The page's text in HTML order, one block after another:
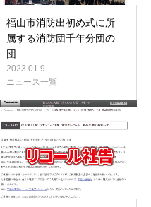
福山市消防出初め式に所
属する消防団千年分団の
団…
2023.01.9
ニュース一覧